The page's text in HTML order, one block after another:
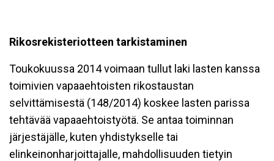
Rikosrekisteriotteen tarkistaminen
Toukokuussa 2014 voimaan tullut laki lasten kanssa
toimivien vapaaehtoisten rikostaustan
selvittämisestä (148/2014) koskee lasten parissa
tehtävää vapaaehtoistyötä. Se antaa toiminnan
järjestäjälle, kuten yhdistykselle tai
elinkeinonharjoittajalle, mahdollisuuden tietyin